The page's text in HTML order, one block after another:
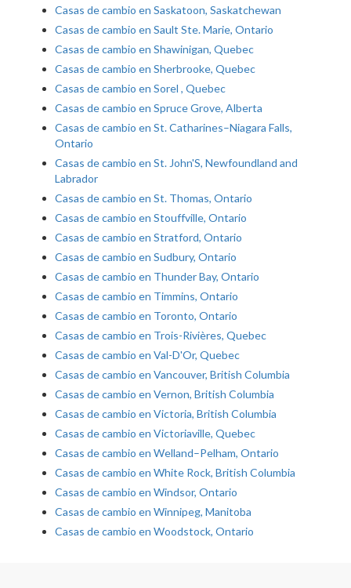
Casas de cambio en Saskatoon, Saskatchewan
Casas de cambio en Sault Ste. Marie, Ontario
Casas de cambio en Shawinigan, Quebec
Casas de cambio en Sherbrooke, Quebec
Casas de cambio en Sorel , Quebec
Casas de cambio en Spruce Grove, Alberta
Casas de cambio en St. Catharines–Niagara Falls,
Ontario
Casas de cambio en St. John'S, Newfoundland and
Labrador
Casas de cambio en St. Thomas, Ontario
Casas de cambio en Stouffville, Ontario
Casas de cambio en Stratford, Ontario
Casas de cambio en Sudbury, Ontario
Casas de cambio en Thunder Bay, Ontario
Casas de cambio en Timmins, Ontario
Casas de cambio en Toronto, Ontario
Casas de cambio en Trois-Rivières, Quebec
Casas de cambio en Val-D'Or, Quebec
Casas de cambio en Vancouver, British Columbia
Casas de cambio en Vernon, British Columbia
Casas de cambio en Victoria, British Columbia
Casas de cambio en Victoriaville, Quebec
Casas de cambio en Welland–Pelham, Ontario
Casas de cambio en White Rock, British Columbia
Casas de cambio en Windsor, Ontario
Casas de cambio en Winnipeg, Manitoba
Casas de cambio en Woodstock, Ontario